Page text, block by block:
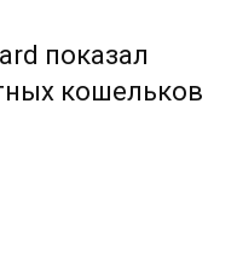
показал
кошельков